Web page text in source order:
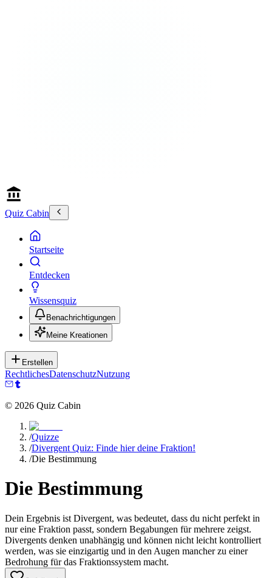
Quiz Cabin
Startseite
Entdecken
Wissensquiz
Benachrichtigungen
Meine Kreationen
Erstellen
RechtlichesDatenschutzNutzung
© 2026 Quiz Cabin
/Quizze
/Divergent Quiz: Finde hier deine Fraktion!
/Die Bestimmung
Die Bestimmung
Dein Ergebnis ist Divergent, was bedeutet, dass du nicht perfekt in
nur eine Fraktion passt, sondern Begabungen für mehrere zeigst.
Divergents denken unabhängig und können nicht leicht kontrolliert
werden, was sie einzigartig und in den Augen mancher zu einer
Bedrohung für das Fraktionssystem macht.